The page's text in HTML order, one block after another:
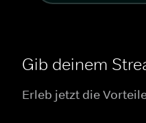
Gib deinem
Erleb jetzt die